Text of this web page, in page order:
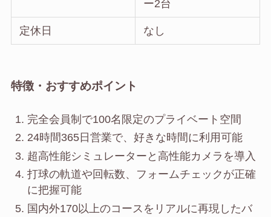
ー2台
定休日 なし
特徴・おすすめポイント
完全会員制で100名限定のプライベート空間
24時間365日営業で、好きな時間に利用可能
超高性能シミュレーターと高性能カメラを導入
打球の軌道や回転数、フォームチェックが正確
に把握可能
国内外170以上のコースをリアルに再現したバ